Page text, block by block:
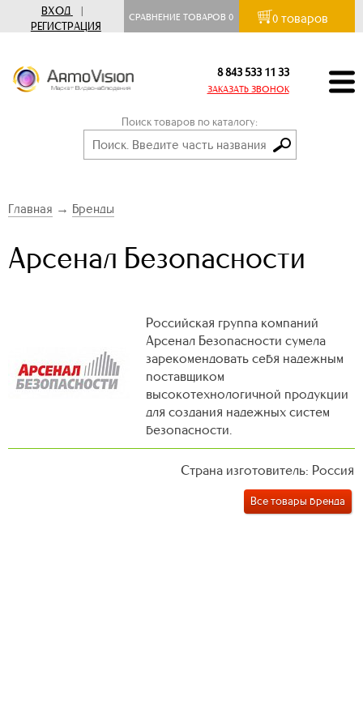
ВХОД
|
РЕГИСТРАЦИЯ
СРАВНЕНИЕ ТОВАРОВ0 0 товаров
8 843 533 11 33
ЗАКАЗАТЬ ЗВОНОК
Поиск товаров по каталогу:
Главная → Бренды
Арсенал Безопасности
Российская группа компаний
Арсенал Безопасности сумела
зарекомендовать себя надежным
поставщиком
высокотехнологичной продукции
для создания надежных систем
безопасности.
Страна изготовитель: Россия
Все товары бренда